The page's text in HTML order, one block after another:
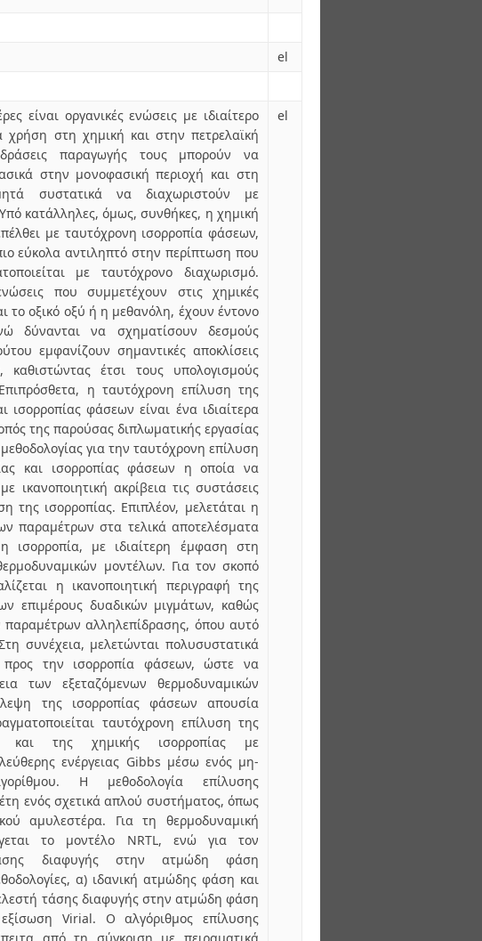
el
είναι οργανικές ενώσεις με ιδιαίτερο
χρήση στη χημική και στην πετρελαϊκή
παραγωγής τους μπορούν να
στην μονοφασική περιοχή και στη
συστατικά να διαχωριστούν με
κατάλληλες, όμως, συνθήκες, η χημική
με ταυτόχρονη ισορροπία φάσεων,
εύκολα αντιληπτό στην περίπτωση που
με ταυτόχρονο διαχωρισμό.
που συμμετέχουν στις χημικές
το οξικό οξύ ή η μεθανόλη, έχουν έντονο
δύνανται να σχηματίσουν δεσμούς
εμφανίζουν σημαντικές αποκλίσεις
καθιστώντας έτσι τους υπολογισμούς
η ταυτόχρονη επίλυση της
ισορροπίας φάσεων είναι ένα ιδιαίτερα
της παρούσας διπλωματικής εργασίας
για την ταυτόχρονη επίλυση
και ισορροπίας φάσεων η οποία να
ικανοποιητική ακρίβεια τις συστάσεις
της ισορροπίας. Επιπλέον, μελετάται η
παραμέτρων στα τελικά αποτελέσματα
ισορροπία, με ιδιαίτερη έμφαση στη
μοντέλων. Για τον σκοπό
η ικανοποιητική περιγραφή της
επιμέρους δυαδικών μιγμάτων, καθώς
αλληλεπίδρασης, όπου αυτό
συνέχεια, μελετώνται πολυσυστατικά
την ισορροπία φάσεων, ώστε να
των εξεταζόμενων θερμοδυναμικών
της ισορροπίας φάσεων απουσία
ταυτόχρονη επίλυση της
και της χημικής ισορροπίας με
ενέργειας Gibbs μέσω ενός μη-
Η μεθοδολογία επίλυσης
ενός σχετικά απλού συστήματος, όπως
αμυλεστέρα. Για τη θερμοδυναμική
το μοντέλο NRTL, ενώ για τον
διαφυγής στην ατμώδη φάση
α) ιδανική ατμώδης φάση και
τάσης διαφυγής στην ατμώδη φάση
Virial. Ο αλγόριθμος επίλυσης
el